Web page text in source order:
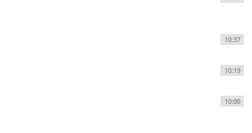
10:37
10:19
10:00